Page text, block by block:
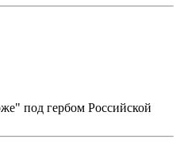
под гербом Российской